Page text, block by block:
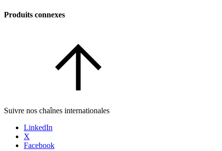
Produits connexes
Suivre nos chaînes internationales
LinkedIn
X
Facebook